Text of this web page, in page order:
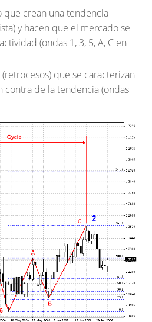
que crean una tendencia
y hacen que el mercado se
(ondas 1, 3, 5, А, С en
que se caracterizan
contra de la tendencia (ondas